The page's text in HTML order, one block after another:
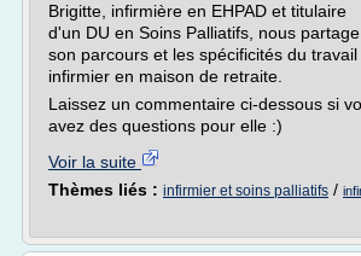
Brigitte, infirmière en EHPAD et titulaire
d'un DU en Soins Palliatifs, nous partage
son parcours et les spécificités du travail
infirmier en maison de retraite.
Laissez un commentaire ci-dessous si
avez des questions pour elle :)
Voir la suite
Thèmes liés : infirmier et soins palliatifs /